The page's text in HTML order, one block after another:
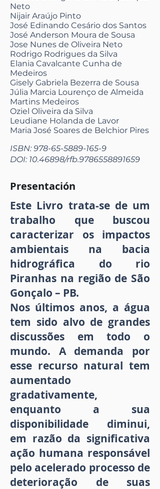
Neto
Nijair Araújo Pinto
José Edinando Cesário dos Santos
José Anderson Moura de Sousa
Jose Nunes de Oliveira Neto
Rodrigo Rodrigues da Silva
Elania Cavalcante Cunha de
Medeiros
Gisely Gabriela Bezerra de Sousa
Júlia Marcia Lourenço de Almeida
Martins Medeiros
Oziel Oliveira da Silva
Leudiane Holanda de Lavor
Maria José Soares de Belchior Pires
ISBN:978-65-5889-165-9
DOI: 10.46898/rfb.9786558891659
Presentación
Este Livro trata-se de um
trabalho que buscou
caracterizar os impactos
ambientais na bacia
hidrográfica do rio
Piranhas na região de São
Gonçalo – PB.
Nos últimos anos, a água
tem sido alvo de grandes
discussões em todo o
mundo. A demanda por
esse recurso natural tem
aumentado
gradativamente,
enquanto a sua
disponibilidade diminui,
em razão da significativa
ação humana responsável
pelo acelerado processo de
deterioração de suas